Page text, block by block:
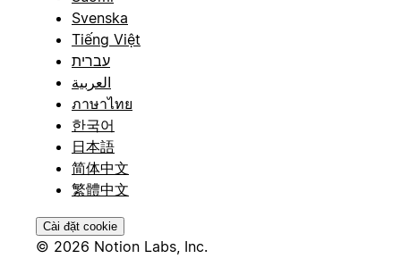
Svenska
Tiếng Việt
עברית
العربية
ภาษาไทย
한국어
日本語
简体中文
繁體中文
Cài đặt cookie
© 2026 Notion Labs, Inc.